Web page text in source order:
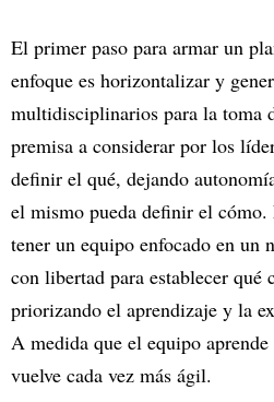
El primer paso para armar un
enfoque es horizontalizar y
multidisciplinarios para la toma
premisa a considerar por los
definir el qué, dejando
el mismo pueda definir el
tener un equipo enfocado en un
con libertad para establecer qué
priorizando el aprendizaje y la
A medida que el equipo aprende
vuelve cada vez más ágil.